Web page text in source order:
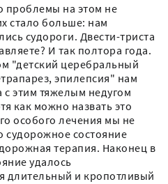
проблемы на этом не
стало больше: нам
судороги. Двести-триста
И так полтора года.
"детский церебральный
эпилепсия" нам
этим тяжелым недугом
как можно назвать это
особого лечения мы не
состояние
терапия. Наконец в
удалось
длительный и кропотливый